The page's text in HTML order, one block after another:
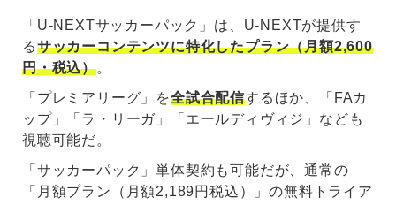
「U-NEXTサッカーパック」は、U-NEXTが提供す
るサッカーコンテンツに特化したプラン（月額2,600
円・税込）。
「プレミアリーグ」を全試合配信するほか、「FAカ
ップ」「ラ・リーガ」「エールディヴィジ」なども
視聴可能だ。
「サッカーパック」単体契約も可能だが、通常の
「月額プラン（月額2,189円税込）」の無料トライア